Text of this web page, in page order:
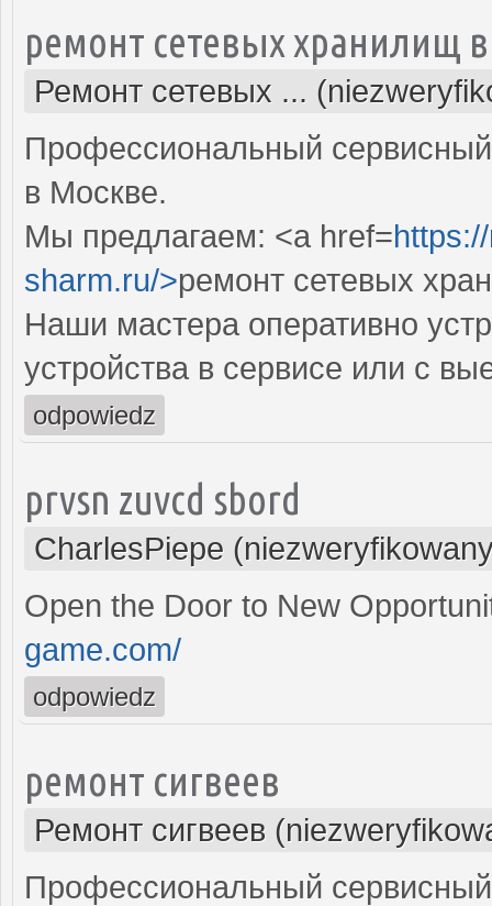
ремонт сетевых хранилищ
Ремонт сетевых ...
Профессиональный
в Москве.
Мы предлагаем: <a href=
sharm.ru/>ремонт сетевых
Наши мастера оперативно
устройства в сервисе или с
odpowiedz
prvsn zuvcd sbord
CharlesPiepe
Open the Door to New
game.com/
odpowiedz
ремонт сигвеев
Ремонт сигвеев
Профессиональный